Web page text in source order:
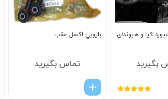
کیا و هیوندای
بگیرید
بازويي اکسل عقب
تماس بگیرید